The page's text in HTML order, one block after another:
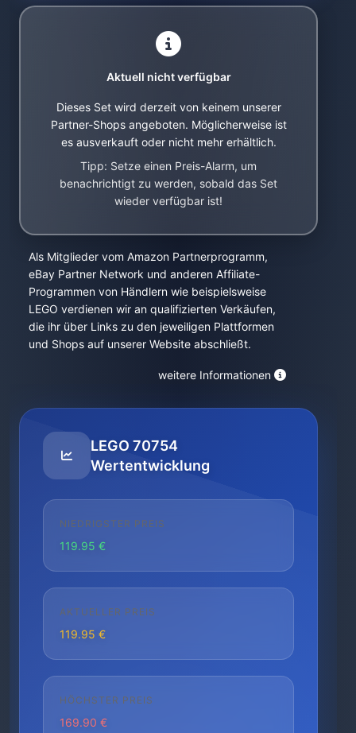
Aktuell nicht verfügbar
Dieses Set wird derzeit von keinem unserer
Partner-Shops angeboten. Möglicherweise ist
es ausverkauft oder nicht mehr erhältlich.
Tipp: Setze einen Preis-Alarm, um
benachrichtigt zu werden, sobald das Set
wieder verfügbar ist!
Als Mitglieder vom Amazon Partnerprogramm,
eBay Partner Network und anderen Affiliate-
Programmen von Händlern wie beispielsweise
LEGO verdienen wir an qualifizierten Verkäufen,
die ihr über Links zu den jeweiligen Plattformen
und Shops auf unserer Website abschließt.
weitere Informationen
LEGO 70754
Wertentwicklung
NIEDRIGSTER PREIS
119.95 €
AKTUELLER PREIS
119.95 €
HÖCHSTER PREIS
169.90 €